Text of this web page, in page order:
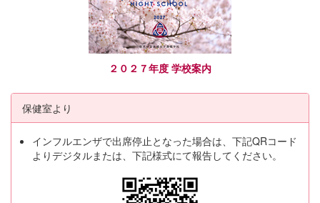
２０２７年度 学校案内
保健室より
インフルエンザで出席停止となった場合は、下記QRコード
よりデジタルまたは、下記様式にて報告してください。